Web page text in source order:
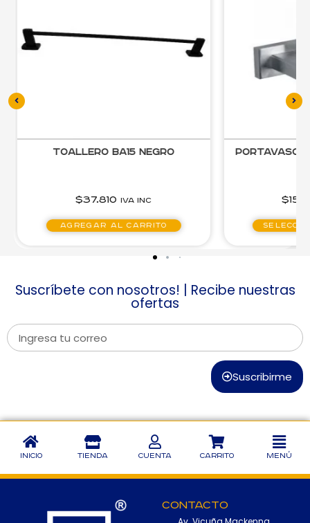
Toallero BA15 Negro
$37.810 IVA inc
Agregar al carrito
Portavasos
$
Suscríbete con nosotros! | Recibe nuestras
ofertas
Suscribirme
Inicio Tienda Cuenta Carrito Menú
Contacto